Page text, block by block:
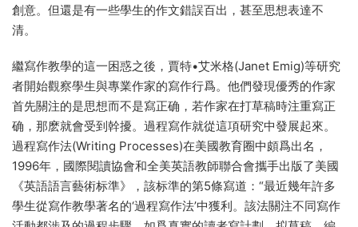
創意。但還是有一些學生的作文錯誤百出，甚至思想表達不
清。
繼寫作教學的這一困惑之後，賈特•艾米格(Janet Emig)等研究
者開始觀察學生與專業作家的寫作行爲。他們發現優秀的作家
首先關注的是思想而不是寫正确，若作家在打草稿時注重寫正
确，那麽就會受到幹擾。過程寫作就從這項研究中發展起來。
過程寫作法(Writing Processes)在美國教育圈中頗爲出名，
1996年，國際閱讀協會和全美英語教師聯合會攜手出版了美國
《英語語言藝術标準》，該标準的第5條寫道：“最近幾年許多
學生從寫作教學著名的‘過程寫作法’中獲利。該法關注不同寫作